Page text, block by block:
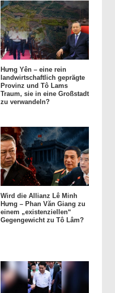
Hưng Yên – eine rein
landwirtschaftlich geprägte
Provinz und Tô Lams
Traum, sie in eine Großstadt
zu verwandeln?
Wird die Allianz Lê Minh
Hưng – Phan Văn Giang zu
einem „existenziellen“
Gegengewicht zu Tô Lâm?